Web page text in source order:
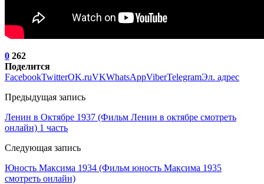
0 262
Поделится
FacebookTwitterOK.ruVKWhatsAppViberTelegramЭл. адрес
Предыдущая запись
Ленин в Октябре 1937 (Фильм Ленин в октябре смотреть
онлайн) 1 часть
Следующая запись
Юность Максима 1934 (Фильм юность Максима 1935
смотреть онлайн)